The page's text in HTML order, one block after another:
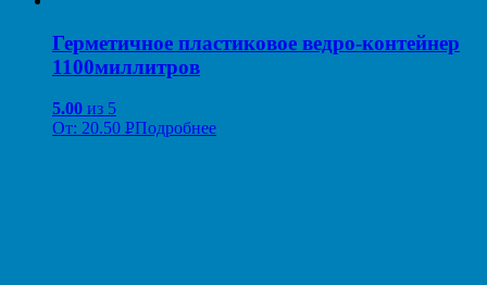
Герметичное пластиковое ведро-контейнер
1100миллитров
5.00 из 5
От: 20.50 РПодробнее